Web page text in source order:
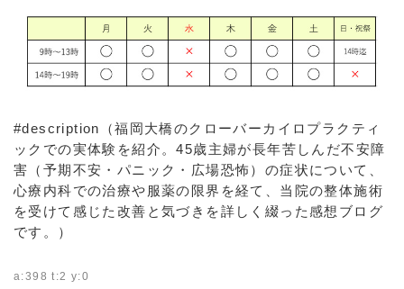
#description（福岡大橋のクローバーカイロプラクティ
ックでの実体験を紹介。45歳主婦が長年苦しんだ不安障
害（予期不安・パニック・広場恐怖）の症状について、
心療内科での治療や服薬の限界を経て、当院の整体施術
を受けて感じた改善と気づきを詳しく綴った感想ブログ
です。）
a:398 t:2 y:0